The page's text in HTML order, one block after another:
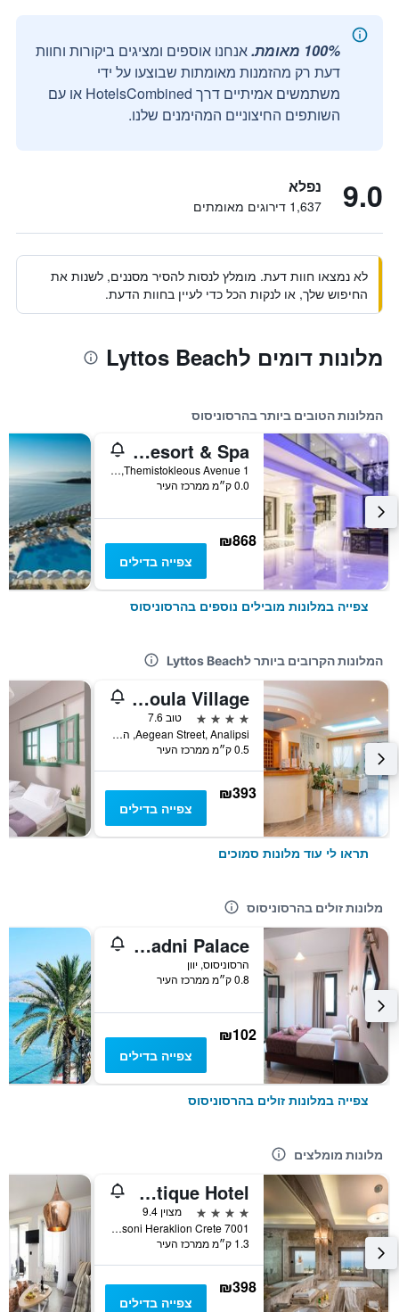
100% מאומת.
אנחנו אוספים ומציגים ביקורות וחוות
דעת רק מהזמנות מאומתות שבוצעו על ידי
משתמשים אמיתיים דרך HotelsCombined או עם
השותפים החיצוניים המהימנים שלנו.
9.0 נפלא
1,637 דירוגים מאומתים
לא נמצאו חוות דעת. מומלץ לנסות להסיר מסננים, לשנות את
החיפוש שלך, או לנקות הכל כדי לעיין בחוות הדעת.
מלונות דומים לLyttos Beach
המלונות הטובים ביותר בהרסוניסוס
Abaton Island Resort & Spa
Themistokleous Avenue 1, הרסוניסוס, יוון
0.0 ק״מ ממרכז העיר
₪868
צפייה בדילים
צפייה במלונות מובילים נוספים בהרסוניסוס
המלונות הקרובים ביותר לLyttos Beach
Anthoula Village
4 כוכבים
טוב 7.6
Aegean Street, Analipsi, הרסוניסוס, יוון
0.5 ק״מ ממרכז העיר
₪393
צפייה בדילים
תראו לי עוד מלונות סמוכים
מלונות זולים בהרסוניסוס
Ariadni Palace
הרסוניסוס, יוון
0.8 ק״מ ממרכז העיר
₪102
צפייה בדילים
צפייה במלונות זולים בהרסוניסוס
מלונות מומלצים
Creta Blue Boutique Hotel
4 כוכבים
מצוין 9.4
Ipsilantou Street Koutouloufari Limani Hersoni Heraklion Crete 7001, הרסוניסוס, יוון
1.3 ק״מ ממרכז העיר
₪398
צפייה בדילים